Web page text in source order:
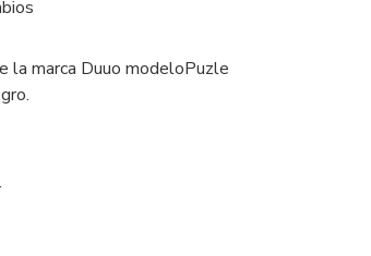
la marca Duuo modeloPuzle